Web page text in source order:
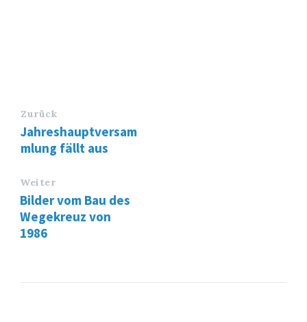
Zurück
Jahreshauptversam
mlung fällt aus
Weiter
Bilder vom Bau des
Wegekreuz von
1986